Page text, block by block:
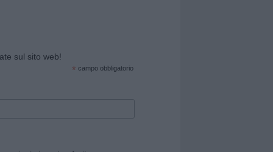
sul sito web!
* campo obbligatorio